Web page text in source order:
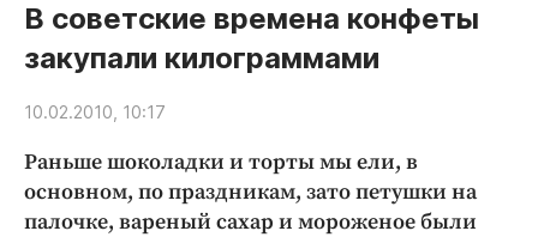
Новости компаний
Статьи
Народные новости
Благоустройство
Криминал
В советские времена конфеты
закупали килограммами
10.02.2010, 10:17
Раньше шоколадки и торты мы ели, в
основном, по праздникам, зато петушки на
палочке, вареный сахар и мороженое были